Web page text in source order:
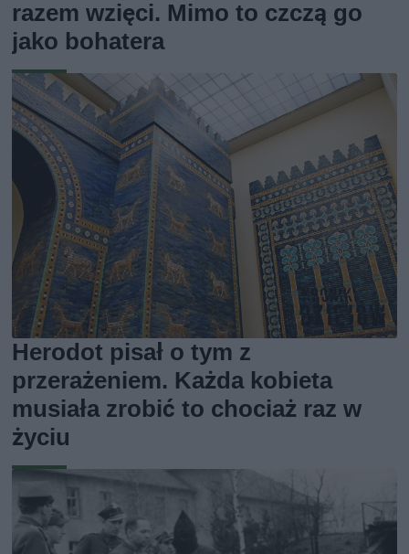
razem wzięci. Mimo to czczą go
jako bohatera
Herodot pisał o tym z
przerażeniem. Każda kobieta
musiała zrobić to chociaż raz w
życiu